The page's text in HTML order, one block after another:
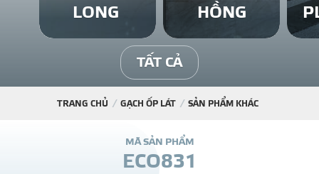
NGÓI LỢP
LONG
HỒNG
TẤT CẢ
TRANG CHỦ GẠCH ỐP LÁT SẢN PHẨM KHÁC
MÃ SẢN PHẨM
ECO831